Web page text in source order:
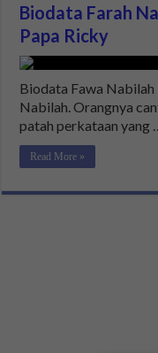
Biodata Farah
Papa Ricky
Biodata Fawa Nabilah
Nabilah. Orangnya
patah perkataan yang …
Read More »